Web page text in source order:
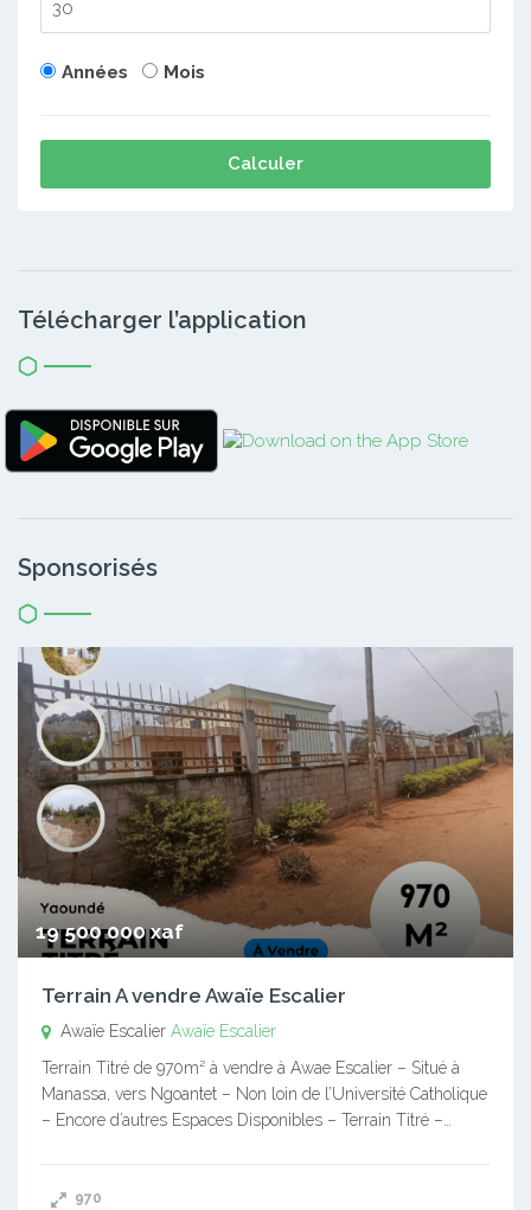
Années Mois
Calculer
Télécharger l’application
Sponsorisés
19 500 000 xaf
Terrain A vendre Awaïe Escalier
Awaïe Escalier Awaïe Escalier
Terrain Titré de 970m² à vendre à Awae Escalier – Situé à
Manassa, vers Ngoantet – Non loin de l’Université Catholique
– Encore d’autres Espaces Disponibles – Terrain Titré –…
970